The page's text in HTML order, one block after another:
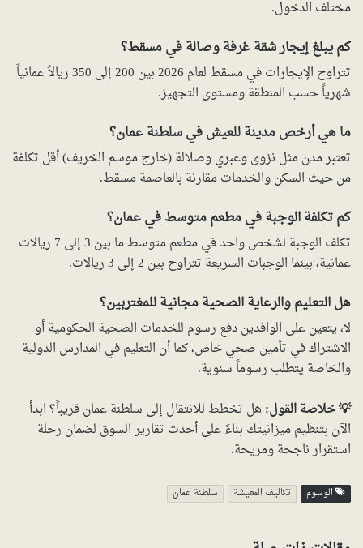
مختلف الدخول.
كم يبلغ إيجار شقة غرفة وصالة في مسقط؟
تتراوح الإيجارات في مسقط لعام 2026 بين 200 إلى 350 ريالاً عمانياً
شهرياً حسب المنطقة ومستوى التجهيز.
ما هي أرخص مدينة للعيش في سلطنة عمان؟
تعتبر مدن مثل نزوى وعبري وصلالة (خارج موسم الخريف) أقل تكلفة
من حيث السكن والخدمات مقارنة بالعاصمة مسقط.
كم تكلفة الوجبة في مطعم متوسط في عمان؟
تكلف الوجبة لشخص واحد في مطعم متوسط ما بين 3 إلى 7 ريالات
عمانية، بينما الوجبات السريعة تتراوح بين 2 إلى 3 ريالات.
هل التعليم والرعاية الصحية مجانية للمغتربين؟
لا، يتعين على الوافدين دفع رسوم للخدمات الصحية الحكومية أو
الاشتراك في تأمين صحي خاص، كما أن التعليم في المدارس الدولية
والخاصة يتطلب رسوماً سنوية.
💡 خلاصة القول: هل تخطط للانتقال إلى سلطنة عمان قريباً؟ ابدأ
الآن بتنظيم ميزانيتك بناءً على أحدث تقارير السوق لضمان رحلة
استقرار ناجحة ومريحة.
الوسوم تكاليف المعيشة سلطنة عمان